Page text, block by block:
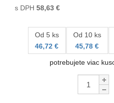
s DPH 58,63 €
Od 5 ks
46,72 €
Od 10 ks
45,78 €
potrebujete viac